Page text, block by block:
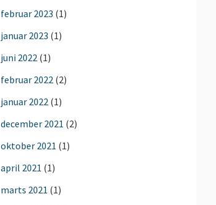
februar 2023 (1)
januar 2023 (1)
juni 2022 (1)
februar 2022 (2)
januar 2022 (1)
december 2021 (2)
oktober 2021 (1)
april 2021 (1)
marts 2021 (1)